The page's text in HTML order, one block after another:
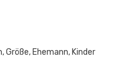
Größe, Ehemann, Kinder